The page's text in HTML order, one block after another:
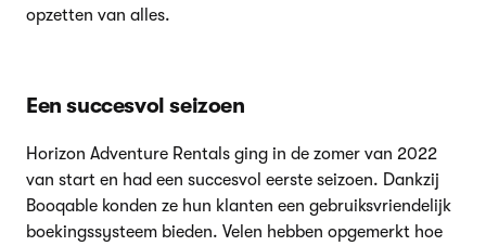
opzetten van alles.
Een succesvol seizoen
Horizon Adventure Rentals ging in de zomer van 2022
van start en had een succesvol eerste seizoen. Dankzij
Booqable konden ze hun klanten een gebruiksvriendelijk
boekingssysteem bieden. Velen hebben opgemerkt hoe